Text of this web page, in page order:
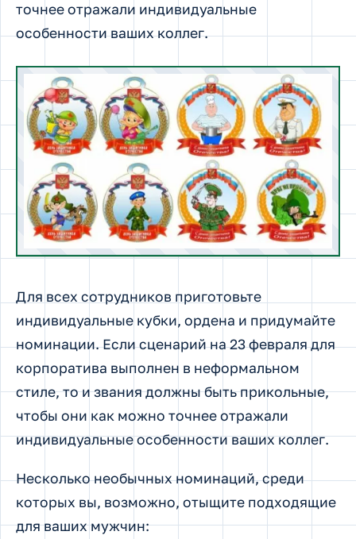
точнее отражали индивидуальные
особенности ваших коллег.
Для всех сотрудников приготовьте
индивидуальные кубки, ордена и придумайте
номинации. Если сценарий на 23 февраля для
корпоратива выполнен в неформальном
стиле, то и звания должны быть прикольные,
чтобы они как можно точнее отражали
индивидуальные особенности ваших коллег.
Несколько необычных номинаций, среди
которых вы, возможно, отыщите подходящие
для ваших мужчин: